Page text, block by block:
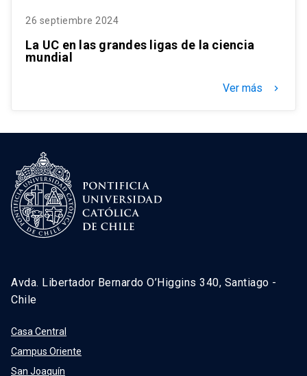
26 septiembre 2024
La UC en las grandes ligas de la ciencia
mundial
Ver más keyboard_arrow_right
Avda. Libertador Bernardo O’Higgins 340, Santiago -
Chile
Casa Central
Campus Oriente
San Joaquín